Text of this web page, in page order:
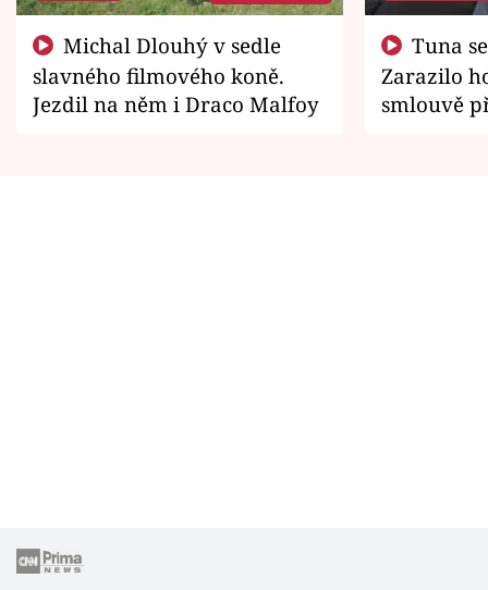
slavného filmového koně.
Jezdil na něm i Draco Malfoy
Zarazilo
smlouvě